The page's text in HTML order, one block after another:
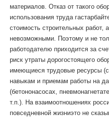
материалов. Отказ от такого
использования труда
стоимость строительных работ,
невозможными. Поэтому и не
работодателю приходится за
риск утраты дорогостоящего
имеющиеся трудовые ресурсы
навыкам и приемам работы на
(бетононасосах,
т.п.). На взаимоотношениях
повседневной жизниэто не